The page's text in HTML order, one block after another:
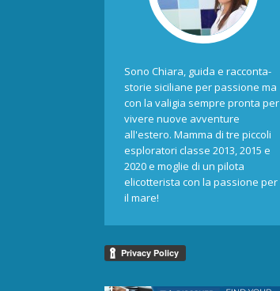
Sono Chiara, guida e racconta-
storie siciliane per passione ma
con la valigia sempre pronta per
vivere nuove avventure
all'estero. Mamma di tre piccoli
esploratori classe 2013, 2015 e
2020 e moglie di un pilota
elicotterista con la passione per
il mare!